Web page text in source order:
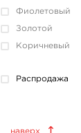
Фиолетовый
Золотой
Коричневый
Распродажа
наверх